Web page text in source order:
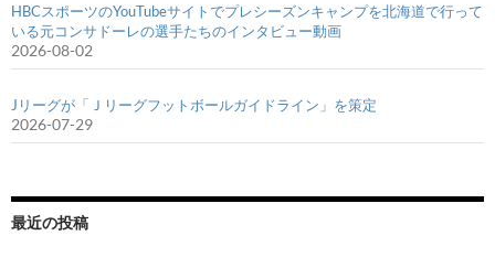
HBCスポーツのYouTubeサイトでプレシーズンキャンプを北海道で行って
いる元コンサドーレの選手たちのインタビュー動画
2026-08-02
Jリーグが「Ｊリーグフットボールガイドライン」を策定
2026-07-29
最近の投稿